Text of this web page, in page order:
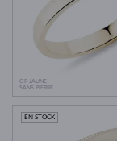
OR JAUNE
SANS PIERRE
EN STOCK